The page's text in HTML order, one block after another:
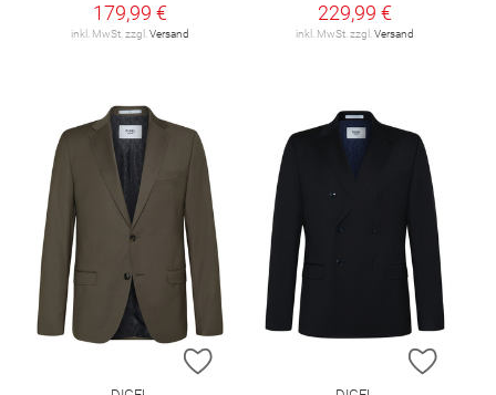
179,99 €
inkl. MwSt. zzgl. Versand
229,99 €
inkl. MwSt. zzgl. Versand
ZUR WUNSCHLISTE HINZUFÜGEN
ZUR